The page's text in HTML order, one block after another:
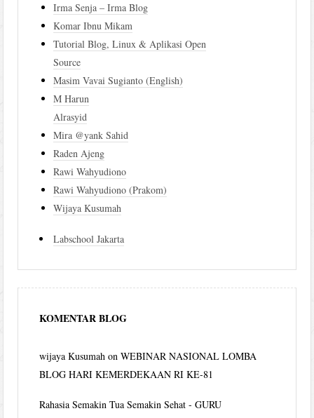
Irma Senja – Irma Blog
Komar Ibnu Mikam
Tutorial Blog, Linux & Aplikasi Open
Source
Masim Vavai Sugianto (English)
M Harun
Alrasyid
Mira @yank Sahid
Raden Ajeng
Rawi Wahyudiono
Rawi Wahyudiono (Prakom)
Wijaya Kusumah
Labschool Jakarta
KOMENTAR BLOG
wijaya Kusumah onWEBINAR NASIONAL LOMBA
BLOG HARI KEMERDEKAAN RI KE-81
Rahasia Semakin Tua Semakin Sehat - GURU